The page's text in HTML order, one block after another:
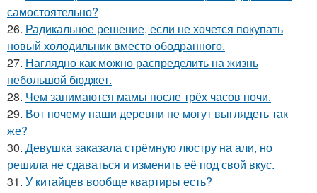
самостоятельно?
26. Радикальное решение, если не хочется покупать
новый холодильник вместо ободранного.
27. Наглядно как можно распределить на жизнь
небольшой бюджет.
28. Чем занимаются мамы после трёх часов ночи.
29. Вот почему наши деревни не могут выглядеть так
же?
30. Девушка заказала стрёмную люстру на али, но
решила не сдаваться и изменить её под свой вкус.
31. У китайцев вообще квартиры есть?